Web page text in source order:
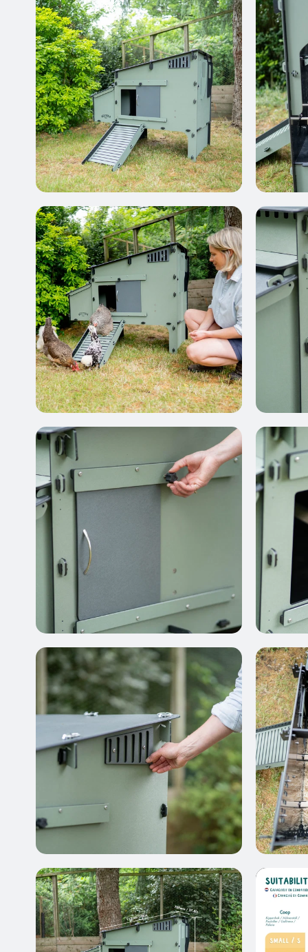
Ren voor Aspen 10
Ontworpen voor het Aspen 10 hok
Vanaf 369 €
Ren voor Aspen 6
Ontworpen voor het Aspen 6 hok
Vanaf 369 €
Nieuw